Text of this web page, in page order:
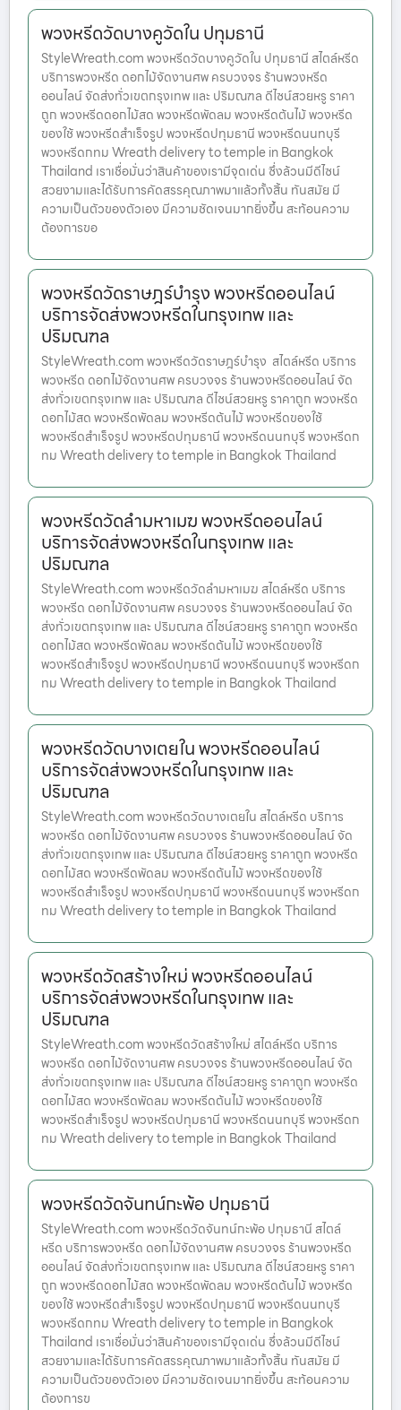
พวงหรีดวัดบางคูวัดใน ปทุมธานี
StyleWreath.com พวงหรีดวัดบางคูวัดใน ปทุมธานี สไตล์หรีด
บริการพวงหรีด ดอกไม้จัดงานศพ ครบวงจร ร้านพวงหรีด
ออนไลน์ จัดส่งทั่วเขตกรุงเทพ และ ปริมณฑล ดีไซน์สวยหรู ราคา
ถูก พวงหรีดดอกไม้สด พวงหรีดพัดลม พวงหรีดต้นไม้ พวงหรีด
ของใช้ พวงหรีดสำเร็จรูป พวงหรีดปทุมธานี พวงหรีดนนทบุรี
พวงหรีดกทม Wreath delivery to temple in Bangkok
Thailand เราเชื่อมั่นว่าสินค้าของเรามีจุดเด่น ซึ่งล้วนมีดีไซน์
สวยงามและได้รับการคัดสรรคุณภาพมาแล้วทั้งสิ้น ทันสมัย มี
ความเป็นตัวของตัวเอง มีความชัดเจนมากยิ่งขึ้น สะท้อนความ
ต้องการขอ
พวงหรีดวัดราษฎร์บำรุง พวงหรีดออนไลน์
บริการจัดส่งพวงหรีดในกรุงเทพ และ
ปริมณฑล
StyleWreath.com พวงหรีดวัดราษฎร์บำรุง สไตล์หรีด บริการ
พวงหรีด ดอกไม้จัดงานศพ ครบวงจร ร้านพวงหรีดออนไลน์ จัด
ส่งทั่วเขตกรุงเทพ และ ปริมณฑล ดีไซน์สวยหรู ราคาถูก พวงหรีด
ดอกไม้สด พวงหรีดพัดลม พวงหรีดต้นไม้ พวงหรีดของใช้
พวงหรีดสำเร็จรูป พวงหรีดปทุมธานี พวงหรีดนนทบุรี พวงหรีดก
ทม Wreath delivery to temple in Bangkok Thailand
พวงหรีดวัดลำมหาเมฆ พวงหรีดออนไลน์
บริการจัดส่งพวงหรีดในกรุงเทพ และ
ปริมณฑล
StyleWreath.com พวงหรีดวัดลำมหาเมฆ สไตล์หรีด บริการ
พวงหรีด ดอกไม้จัดงานศพ ครบวงจร ร้านพวงหรีดออนไลน์ จัด
ส่งทั่วเขตกรุงเทพ และ ปริมณฑล ดีไซน์สวยหรู ราคาถูก พวงหรีด
ดอกไม้สด พวงหรีดพัดลม พวงหรีดต้นไม้ พวงหรีดของใช้
พวงหรีดสำเร็จรูป พวงหรีดปทุมธานี พวงหรีดนนทบุรี พวงหรีดก
ทม Wreath delivery to temple in Bangkok Thailand
พวงหรีดวัดบางเตยใน พวงหรีดออนไลน์
บริการจัดส่งพวงหรีดในกรุงเทพ และ
ปริมณฑล
StyleWreath.com พวงหรีดวัดบางเตยใน สไตล์หรีด บริการ
พวงหรีด ดอกไม้จัดงานศพ ครบวงจร ร้านพวงหรีดออนไลน์ จัด
ส่งทั่วเขตกรุงเทพ และ ปริมณฑล ดีไซน์สวยหรู ราคาถูก พวงหรีด
ดอกไม้สด พวงหรีดพัดลม พวงหรีดต้นไม้ พวงหรีดของใช้
พวงหรีดสำเร็จรูป พวงหรีดปทุมธานี พวงหรีดนนทบุรี พวงหรีดก
ทม Wreath delivery to temple in Bangkok Thailand
พวงหรีดวัดสร้างใหม่ พวงหรีดออนไลน์
บริการจัดส่งพวงหรีดในกรุงเทพ และ
ปริมณฑล
StyleWreath.com พวงหรีดวัดสร้างใหม่ สไตล์หรีด บริการ
พวงหรีด ดอกไม้จัดงานศพ ครบวงจร ร้านพวงหรีดออนไลน์ จัด
ส่งทั่วเขตกรุงเทพ และ ปริมณฑล ดีไซน์สวยหรู ราคาถูก พวงหรีด
ดอกไม้สด พวงหรีดพัดลม พวงหรีดต้นไม้ พวงหรีดของใช้
พวงหรีดสำเร็จรูป พวงหรีดปทุมธานี พวงหรีดนนทบุรี พวงหรีดก
ทม Wreath delivery to temple in Bangkok Thailand
พวงหรีดวัดจันทน์กะพ้อ ปทุมธานี
StyleWreath.com พวงหรีดวัดจันทน์กะพ้อ ปทุมธานี สไตล์
หรีด บริการพวงหรีด ดอกไม้จัดงานศพ ครบวงจร ร้านพวงหรีด
ออนไลน์ จัดส่งทั่วเขตกรุงเทพ และ ปริมณฑล ดีไซน์สวยหรู ราคา
ถูก พวงหรีดดอกไม้สด พวงหรีดพัดลม พวงหรีดต้นไม้ พวงหรีด
ของใช้ พวงหรีดสำเร็จรูป พวงหรีดปทุมธานี พวงหรีดนนทบุรี
พวงหรีดกทม Wreath delivery to temple in Bangkok
Thailand เราเชื่อมั่นว่าสินค้าของเรามีจุดเด่น ซึ่งล้วนมีดีไซน์
สวยงามและได้รับการคัดสรรคุณภาพมาแล้วทั้งสิ้น ทันสมัย มี
ความเป็นตัวของตัวเอง มีความชัดเจนมากยิ่งขึ้น สะท้อนความ
ต้องการข